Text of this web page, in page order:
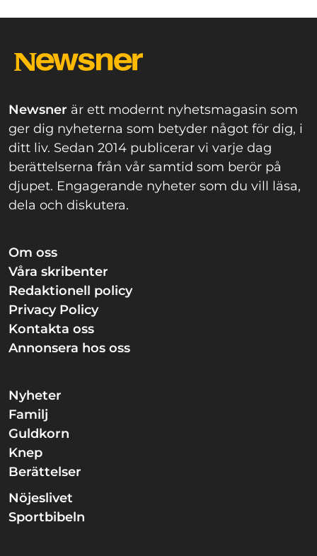
Newsner är ett modernt nyhetsmagasin som
ger dig nyheterna som betyder något för dig, i
ditt liv. Sedan 2014 publicerar vi varje dag
berättelserna från vår samtid som berör på
djupet. Engagerande nyheter som du vill läsa,
dela och diskutera.
Om oss
Våra skribenter
Redaktionell policy
Privacy Policy
Kontakta oss
Annonsera hos oss
Nyheter
Familj
Guldkorn
Knep
Berättelser
Nöjeslivet
Sportbibeln